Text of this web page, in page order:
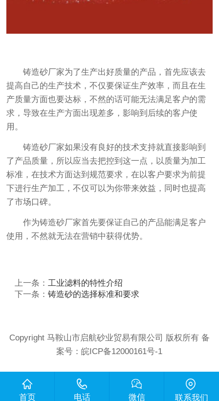
铸造砂厂家为了生产出好质量的产品，首先应该去
提高自己的生产技术，不仅要保证生产效率，而且在生
产质量方面也要达标，不然的话可能无法满足客户的需
求，导致在生产方面出现差多，影响到后续的客户使
用。
铸造砂厂家如果没有良好的技术支持就直接影响到
了产品质量，所以应当去把控到这一点，以质量为加工
标准，在技术方面达到规范要求，在以客户要求为前提
下进行生产加工，不仅可以为你带来效益，同时也提高
了市场口碑。
作为铸造砂厂家首先要保证自己的产品能满足客户
使用，不然就无法在营销中获得优势。
上一条： 工业滤料的特性介绍
下一条：铸造砂的选择标准和要求
Copyright 马鞍山市启航砂业贸易有限公司 版权所有 备
案号：皖ICP备12000161号-1
首页 电话 微信 联系我们